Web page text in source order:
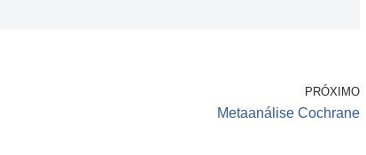
PRÓXIMO
Metaanálise Cochrane